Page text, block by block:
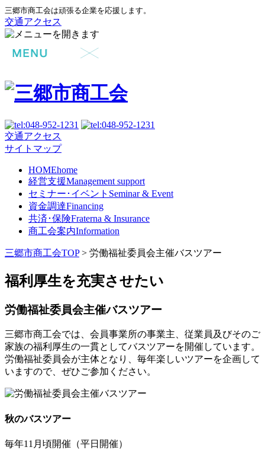
三郷市商工会は頑張る企業を応援します。
交通アクセス
交通アクセス
サイトマップ
HOMEhome
経営支援Management support
セミナー･イベント Seminar & Event
資金調達Financing
共済･保険Fraterna & Insurance
商工会案内Information
三郷市商工会TOP> 労働福祉委員会主催バスツアー
福利厚生を充実させたい
労働福祉委員会主催バスツアー
三郷市商工会では、会員事業所の事業主、従業員及びそのご
家族の福利厚生の一貫としてバスツアーを開催しています。
労働福祉委員会が主体となり、毎年楽しいツアーを企画して
いますので、ぜひご参加ください。
秋のバスツアー
毎年11月頃開催（平日開催）